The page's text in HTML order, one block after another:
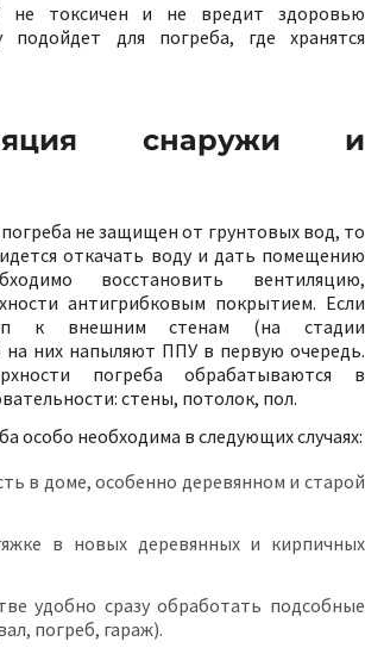
не токсичен и не вредит здоровью
подойдет для погреба, где хранятся
снаружи и
не защищен от грунтовых вод, то
откачать воду и дать помещению
восстановить вентиляцию,
антигрибковым покрытием. Если
к внешним стенам (на стадии
на них напыляют ППУ в первую очередь.
погреба обрабатываются в
стены, потолок, пол.
особо необходима в следующих случаях:
в доме, особенно деревянном и старой
в новых деревянных и кирпичных
удобно сразу обработать подсобные
погреб, гараж).